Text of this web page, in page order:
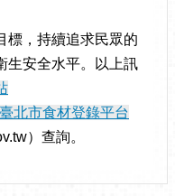
標，持續追求民眾的
生安全水平。以上訊
臺北市食材登錄平台
）查詢。